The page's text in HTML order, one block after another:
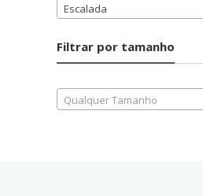
Escalada
Filtrar por tamanho
Qualquer Tamanho